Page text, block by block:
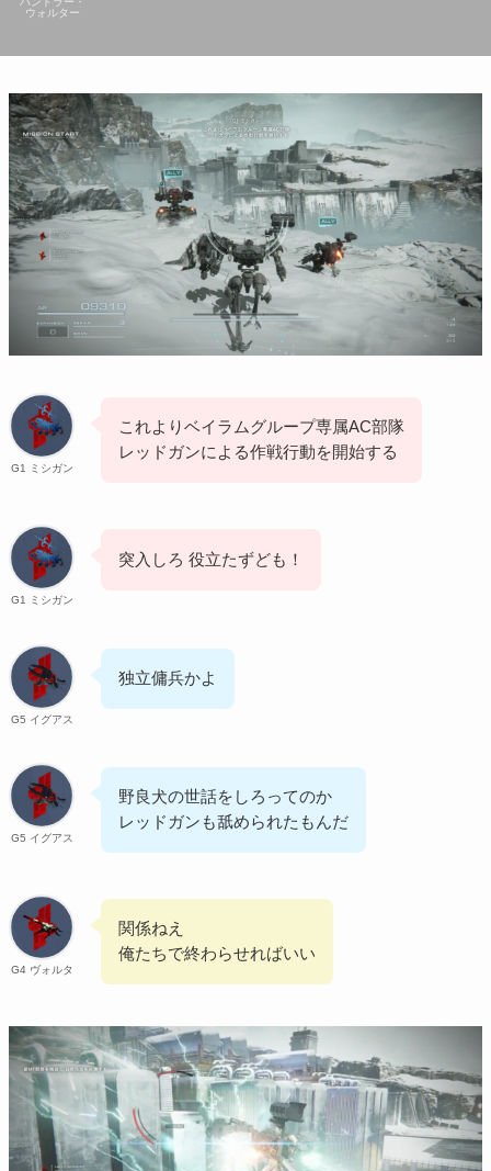
ウォルター
G1 ミシガン
これよりベイラムグループ専属AC部隊
レッドガンによる作戦行動を開始する
G1 ミシガン
突入しろ 役立たずども！
G5 イグアス
独立傭兵かよ
G5 イグアス
野良犬の世話をしろってのか
レッドガンも舐められたもんだ
G4 ヴォルタ
関係ねえ
俺たちで終わらせればいい